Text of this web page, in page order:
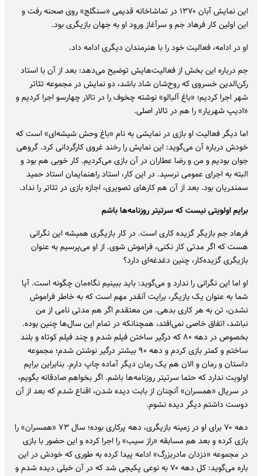
این نمایش آبان ۱۳۷۰ در تماشاخانه قدیمی «سنگلج» روی صحنه رفت و
این اولین کار فرهاد جم و سرآغاز ورود او به جهان بازیگری بود.
او در ادامه، فعالیت خود را با هنرمندان دیگری ادامه داد.
جم درباره این بخش از فعالیت‌هایش توضیح می‌دهد: بعد از آن با استاد
رکن‌الدین خسروی که روح‌شان شاد باشد، دو نمایش در مجموعه تئاتر
شهر اجرا کردیم؛ «باغ آلبالو» نوشته چخوف را در تالار چهارسو اجرا کردیم و
«ادیپ شهریار» را هم در تالار اصلی.
اما دیگر فعالیت او بازی در نمایشی به نام «باغ وحش شیشه‌ای» است که
خودش درباره آن می‌گوید: این نمایش را رخند غروی کارگردانی کرد. گروهی
جوان بودیم و من و رضا عطاران در آن بازی می‌کردیم. کار خوبی هم بود و
البته به اجرای عمومی نرسید. در این کار، استاد راهنمایمان استاد حمید
سمندریان بود. بعد از آن هم کارهای تصویری، اجازه بازی در تئاتر را نداد.
برایم اولویتی نیست که سرتیتر روزنامه‌ها باشم
فرهاد جم بازیگر گزیده کاری است. در کار بازیگری همیشه این نگرانی
هست که اگر مدتی کار نکنی، فراموش شوی. از او می‌پرسیم به عنوان
بازیگری گزیده‌کار، چنین دغدغه‌ای دارد؟
او اما این نگرانی را ندارد و می‌گوید: باید ببینیم نگاه‌مان چگونه است. آیا
شما به عنوان یک بازیگر، برایت آنقدر مهم است که به خاطر فراموش
نشدن، تن به هر کاری بدهی. من معتقدم اگر هم مدتی نامی از من
نباشد، اتفاق خاصی نمی‌افتد، همچنانکه در تمام این سال‌ها چنین بوده.
بخصوص در دهه ۸۰ که درگیر ساختن فیلم شدم و چند فیلم کوتاه و بلند
ساختم و کمتر بازی کردم و دهه ۹۰ بیشتر درگیر نوشتن شدم؛ مجموعه
داستان و رمان و الان هم یک رمان دیگر آماده چاپ دارم. بنابراین برایم
اولویت ندارد که حتما سرتیتر روزنامه‌ها باشم. اگر بخواهم صادقانه بگویم،
در سریال «همسران» آنچنان از بابت دیده شدن، اقناع شدم که بعد از آن
دوست داشتم دیگر دیده نشوم.
دهه ۷۰ برای او در زمینه بازیگری، دهه پرکاری بوده؛ سال ۷۳ «همسران» را
بازی کرده و بعد هم مسابقه «راز سیب» را اجرا کرده و این حضور با بازی
در مجموعه «دزدان مادربزرگ» ادامه پیدا کرده به طوری که خودش در این
باره می‌گوید: کل دهه ۷۰ به نوعی پکیجی شد که در آن خیلی دیده شدم و